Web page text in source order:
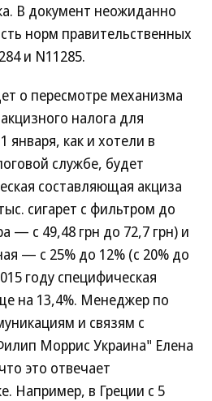
В документ неожиданно
норм правительственных
и N11285.
о пересмотре механизма
налога для
января, как и хотели в
службе, будет
составляющая акциза
сигарет с фильтром до
— с 49,48 грн до 72,7 грн) и
— с 25% до 12% (с 20% до
году специфическая
на 13,4%. Менеджер по
и связям с
Моррис Украина" Елена
это отвечает
Например, в Греции с 5